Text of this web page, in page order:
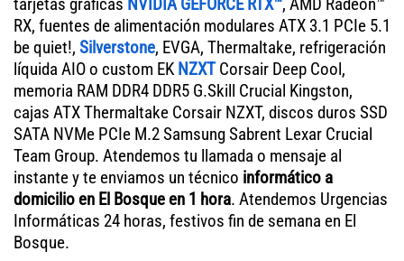
RX, fuentes de alimentación modulares ATX 3.1 PCIe 5.1
be quiet!, Silverstone, EVGA, Thermaltake, refrigeración
líquida AIO o custom EK NZXTCorsair Deep Cool,
memoria RAM DDR4 DDR5 G.Skill Crucial Kingston,
cajas ATX Thermaltake Corsair NZXT, discos duros SSD
SATA NVMe PCIe M.2 Samsung Sabrent Lexar Crucial
Team Group. Atendemos tu llamada o mensaje al
instante y te enviamos un técnico informático a
domicilio en El Bosque en 1 hora. Atendemos Urgencias
Informáticas 24 horas, festivos fin de semana en El
Bosque.